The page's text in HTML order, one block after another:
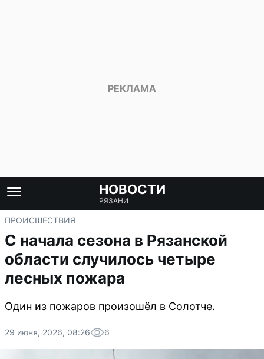
НОВОСТИ
РЯЗАНИ
ПРОИСШЕСТВИЯ
С начала сезона в Рязанской
области случилось четыре
лесных пожара
Один из пожаров произошёл в Солотче.
29 июня, 2026, 08:26 6